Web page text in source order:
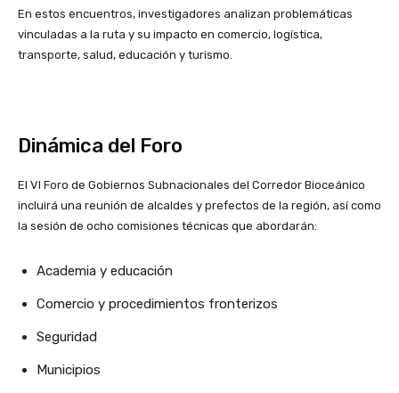
En estos encuentros, investigadores analizan problemáticas
vinculadas a la ruta y su impacto en comercio, logística,
transporte, salud, educación y turismo.
Dinámica del Foro
El VI Foro de Gobiernos Subnacionales del Corredor Bioceánico
incluirá una reunión de alcaldes y prefectos de la región, así como
la sesión de ocho comisiones técnicas que abordarán:
Academia y educación
Comercio y procedimientos fronterizos
Seguridad
Municipios